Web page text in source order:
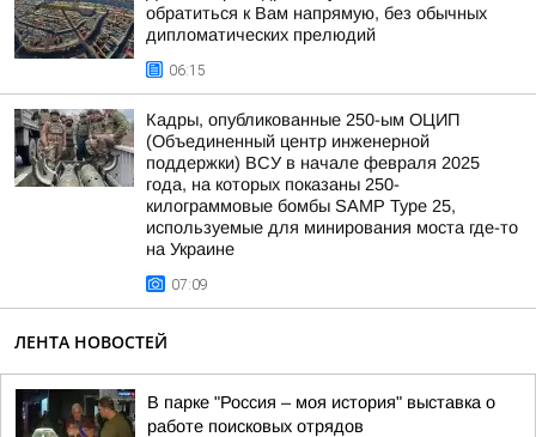
обратиться к Вам напрямую, без обычных
дипломатических прелюдий
06:15
Кадры, опубликованные 250-ым ОЦИП
(Объединенный центр инженерной
поддержки) ВСУ в начале февраля 2025
года, на которых показаны 250-
килограммовые бомбы SAMP Type 25,
используемые для минирования моста где-то
на Украине
07:09
ЛЕНТА НОВОСТЕЙ
В парке "Россия – моя история" выставка о
работе поисковых отрядов